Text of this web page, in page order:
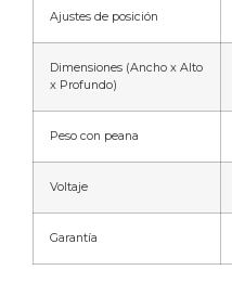
Ajustes de posición
Dimensiones (Ancho x Alto
x Profundo)
Peso con peana
Voltaje
Garantía